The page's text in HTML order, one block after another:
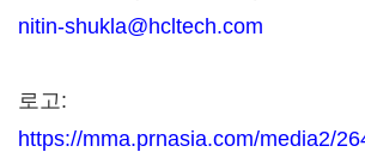
nitin-shukla@hcltech.com
로고:
https://mma.prnasia.com/media2/